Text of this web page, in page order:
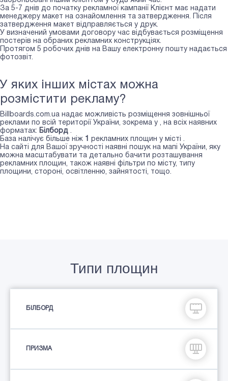
За 5-7 днів до початку рекламної кампанії Клієнт має надати
менеджеру макет на ознайомлення та затвердження. Після
затвердження макет відправляється у друк.
У визначений умовами договору час відбувається розміщення
постерів на обраних рекламних конструкціях.
Протягом 5 робочих днів на Вашу електронну пошту надається
фотозвіт.
У яких інших містах можна
розмістити рекламу?
Billboards.com.ua надає можливість розміщення зовнішньої
реклами по всій території України, зокрема у , на всіх наявних
форматах: Білборд .
База налічує більше ніж 1 рекламних площин у місті .
На сайті для Вашої зручності наявні пошук на мапі України, яку
можна масштабувати та детально бачити розташування
рекламних площин, також наявні фільтри по місту, типу
площини, стороні, освітленню, зайнятості, тощо.
Типи площин
БІЛБОРД
ПРИЗМА